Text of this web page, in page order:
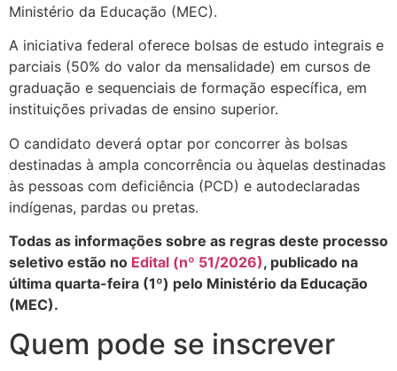
Ministério da Educação (MEC).
A iniciativa federal oferece bolsas de estudo integrais e
parciais (50% do valor da mensalidade) em cursos de
graduação e sequenciais de formação específica, em
instituições privadas de ensino superior.
O candidato deverá optar por concorrer às bolsas
destinadas à ampla concorrência ou àquelas destinadas
às pessoas com deficiência (PCD) e autodeclaradas
indígenas, pardas ou pretas.
Todas as informações sobre as regras deste processo
seletivo estão no Edital (nº 51/2026), publicado na
última quarta-feira (1º) pelo Ministério da Educação
(MEC).
Quem pode se inscrever